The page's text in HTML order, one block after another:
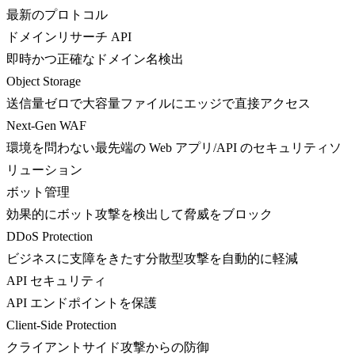
最新のプロトコル
ドメインリサーチ API
即時かつ正確なドメイン名検出
Object Storage
送信量ゼロで大容量ファイルにエッジで直接アクセス
Next-Gen WAF
環境を問わない最先端の Web アプリ/API のセキュリティソ
リューション
ボット管理
効果的にボット攻撃を検出して脅威をブロック
DDoS Protection
ビジネスに支障をきたす分散型攻撃を自動的に軽減
API セキュリティ
API エンドポイントを保護
Client-Side Protection
クライアントサイド攻撃からの防御